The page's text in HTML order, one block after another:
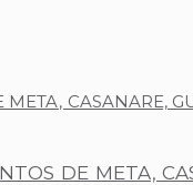
CASANARE,
DE META,